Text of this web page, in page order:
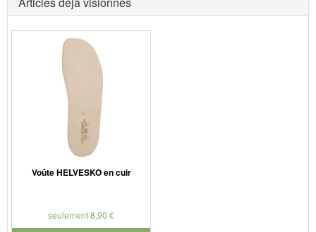
Voûte HELVESKO en cuir
seulement 8,90 €